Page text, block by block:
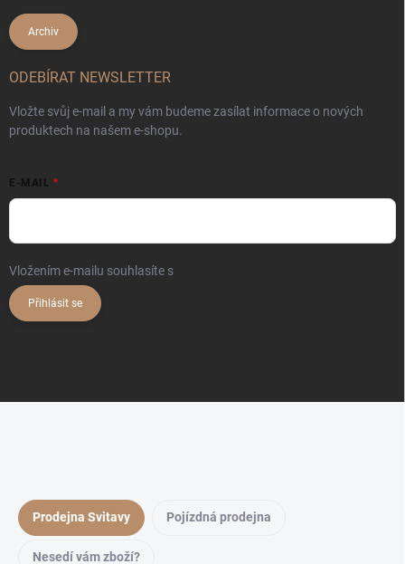
Archiv
ODEBÍRAT NEWSLETTER
Vložte svůj e-mail a my vám budeme zasílat informace o nových
produktech na našem e-shopu.
E-MAIL
Vložením e-mailu souhlasíte s
Přihlásit se
Prodejna Svitavy Pojízdná prodejna
Nesedí vám zboží?